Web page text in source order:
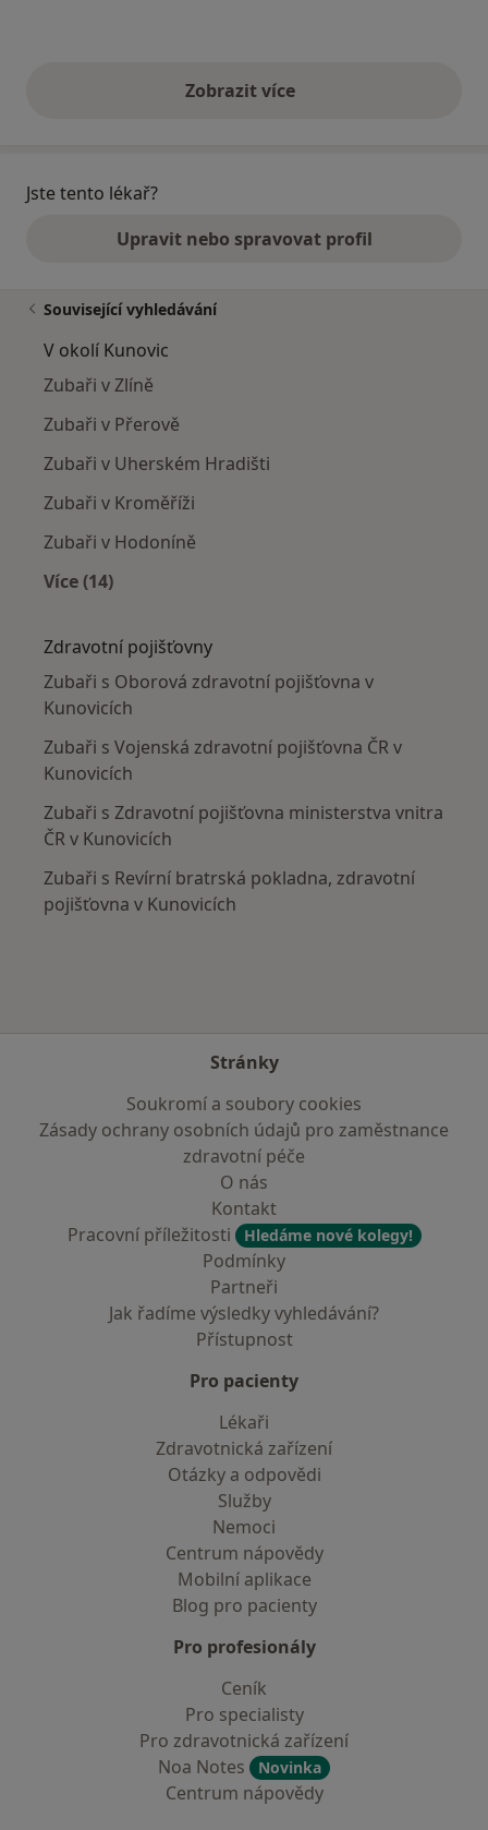
Zobrazit vícevýše uvedené názory
Jste tento lékař?
Upravit nebo spravovat profil
Související vyhledávání
V okolí Kunovic
Zubaři v Zlíně
Zubaři v Přerově
Zubaři v Uherském Hradišti
Zubaři v Kroměříži
Zubaři v Hodoníně
Více (14)
Zdravotní pojišťovny
Zubaři s Oborová zdravotní pojišťovna v
Kunovicích
Zubaři s Vojenská zdravotní pojišťovna ČR v
Kunovicích
Zubaři s Zdravotní pojišťovna ministerstva vnitra
ČR v Kunovicích
Zubaři s Revírní bratrská pokladna, zdravotní
pojišťovna v Kunovicích
Stránky
Soukromí a soubory cookies
Zásady ochrany osobních údajů pro zaměstnance
zdravotní péče
O nás
Kontakt
Pracovní příležitosti
Hledáme nové kolegy!
Podmínky
Partneři
Jak řadíme výsledky vyhledávání?
Přístupnost
Pro pacienty
Lékaři
Zdravotnická zařízení
Otázky a odpovědi
Služby
Nemoci
Centrum nápovědy
Mobilní aplikace
Blog pro pacienty
Pro profesionály
Ceník
Pro specialisty
Pro zdravotnická zařízení
Noa Notes
Novinka
Centrum nápovědy